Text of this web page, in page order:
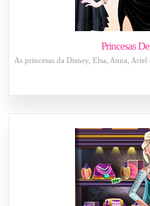
Princesas
As princesas da Disney, Elsa, Anna,